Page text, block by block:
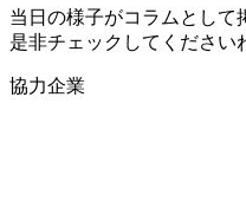
当日の様子がコラムとして
是非チェックしてください
協力企業